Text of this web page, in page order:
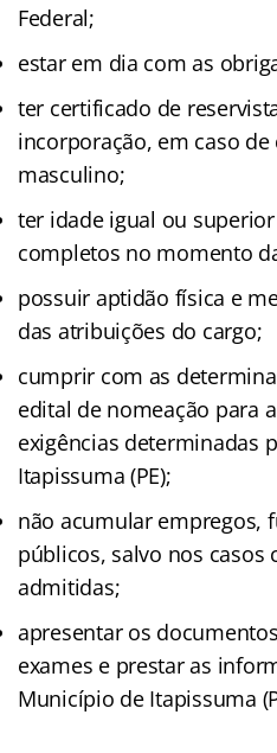
Federal;
estar em dia com as
ter certificado de
incorporação, em caso
masculino;
ter idade igual ou
completos no momento
possuir aptidão física e
das atribuições do cargo;
cumprir com as
edital de nomeação para
exigências determinadas
Itapissuma (PE);
não acumular empregos,
públicos, salvo nos
admitidas;
apresentar os
exames e prestar as
Município de Itapissuma